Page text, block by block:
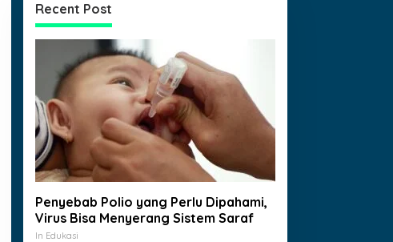
Recent Post
Penyebab Polio yang Perlu Dipahami,
Virus Bisa Menyerang Sistem Saraf
In Edukasi